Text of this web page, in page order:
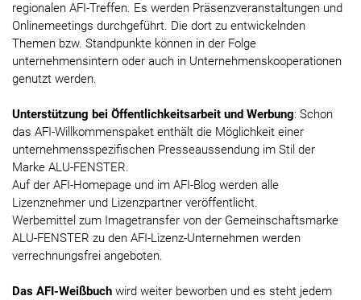
regionalen AFI-Treffen. Es werden Präsenzveranstaltungen und
Onlinemeetings durchgeführt. Die dort zu entwickelnden
Themen bzw. Standpunkte können in der Folge
unternehmensintern oder auch in Unternehmenskooperationen
genutzt werden.
Unterstützung bei Öffentlichkeitsarbeit und Werbung: Schon
das AFI-Willkommenspaket enthält die Möglichkeit einer
unternehmensspezifischen Presseaussendung im Stil der
Marke ALU-FENSTER.
Auf der AFI-Homepage und im AFI-Blog werden alle
Lizenznehmer und Lizenzpartner veröffentlicht.
Werbemittel zum Imagetransfer von der Gemeinschaftsmarke
ALU-FENSTER zu den AFI-Lizenz-Unternehmen werden
verrechnungsfrei angeboten.
Das AFI-Weißbuch wird weiter beworben und es steht jedem